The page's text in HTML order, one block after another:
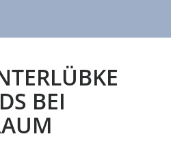
BEI